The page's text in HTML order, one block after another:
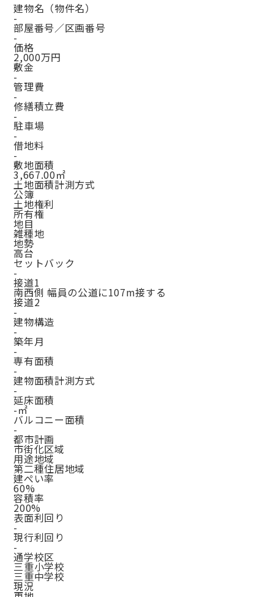
建物名（物件名）
-
部屋番号／区画番号
-
価格
2,000万円
敷金
-
管理費
-
修繕積立費
-
駐車場
-
借地料
-
敷地面積
3,667.00㎡
土地面積計測方式
公簿
土地権利
所有権
地目
雑種地
地勢
高台
セットバック
-
接道1
南西側 幅員の公道に107m接する
接道2
-
建物構造
-
築年月
-
専有面積
-
建物面積計測方式
-
延床面積
-㎡
バルコニー面積
-
都市計画
市街化区域
用途地域
第二種住居地域
建ぺい率
60%
容積率
200%
表面利回り
-
現行利回り
-
通学校区
三重小学校
三重中学校
現況